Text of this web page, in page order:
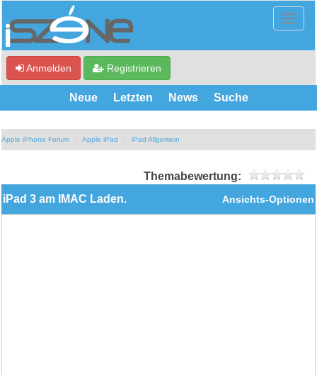
Anmelden Registrieren
Neue Letzten News Suche
Apple iPhone Forum Apple iPad iPad Allgemein
Themabewertung:
Ansichts-Optionen
iPad 3 am IMAC Laden.